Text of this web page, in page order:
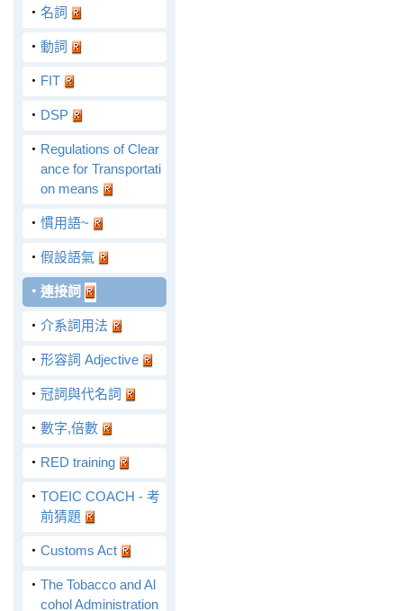
‧ 名詞
‧ 動詞
‧ FIT
‧ DSP
‧ Regulations of Clear
ance for Transportati
on means
‧ 慣用語~
‧ 假設語氣
‧ 連接詞
‧ 介系詞用法
‧ 形容詞 Adjective
‧ 冠詞與代名詞
‧ 數字,倍數
‧ RED training
‧ TOEIC COACH - 考
前猜題
‧ Customs Act
‧ The Tobacco and Al
cohol Administration